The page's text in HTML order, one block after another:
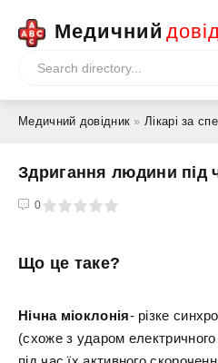
Медичний
Медичний довідник »Лікарі за
Здригання людини під
0
5
Що це таке?
Нічна міоклонія- різке
(схоже з ударом